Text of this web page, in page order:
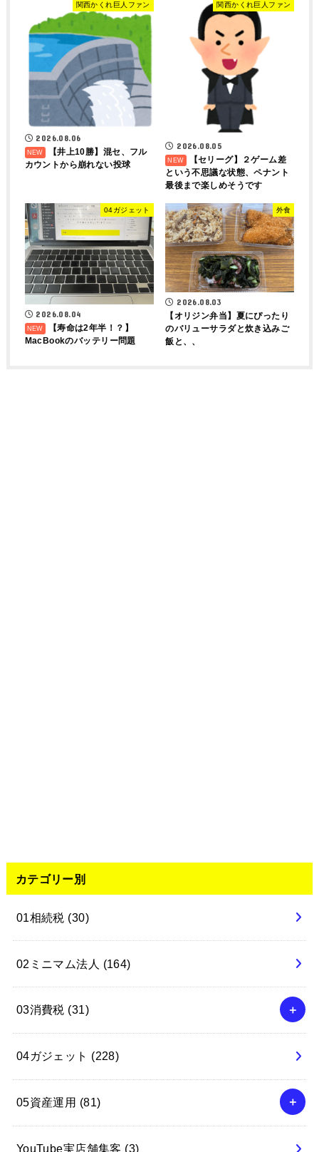
関西かくれ巨人ファン
2026.08.06
【井上10勝】混セ、フル
カウントから崩れない投球
関西かくれ巨人ファン
2026.08.05
【セリーグ】２ゲーム差
という不思議な状態、ペナント
最後まで楽しめそうです
04ガジェット
2026.08.04
【寿命は2年半！？】
MacBookのバッテリー問題
外食
2026.08.03
【オリジン弁当】夏にぴったり
のバリューサラダと炊き込みご
飯と、、
カテゴリー別
01相続税 (30)
02ミニマム法人 (164)
03消費税 (31)
04ガジェット (228)
05資産運用 (81)
YouTube実店舗集客 (3)